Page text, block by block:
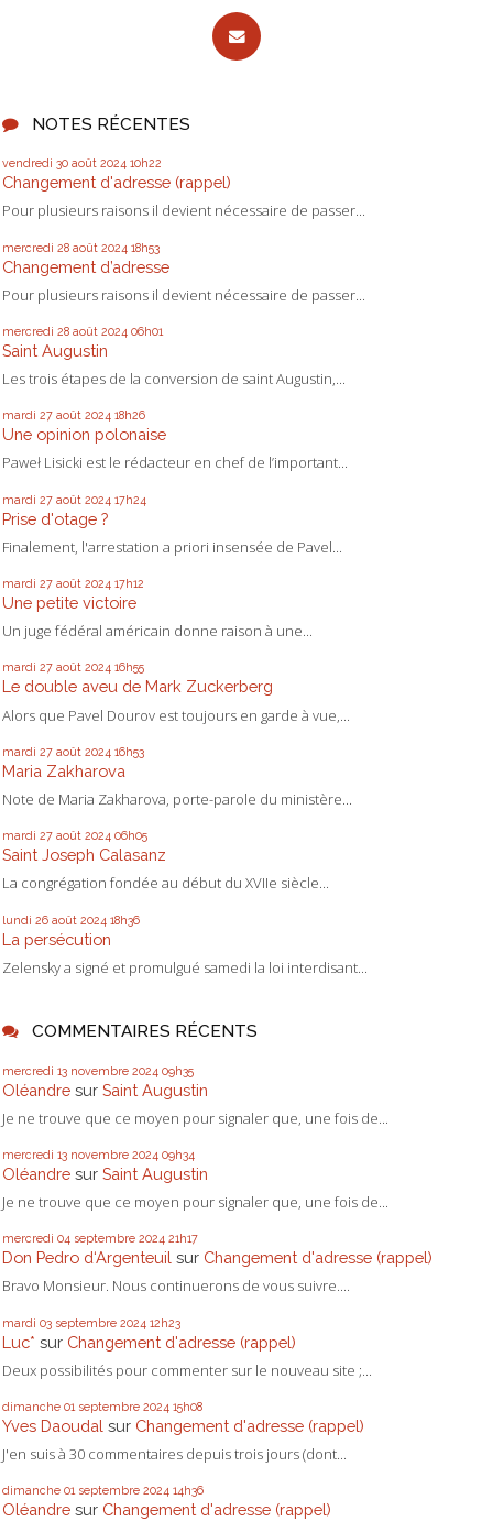
NOTES RÉCENTES
vendredi 30 août 2024 10h22
Changement d'adresse (rappel)
Pour plusieurs raisons il devient nécessaire de passer...
mercredi 28 août 2024 18h53
Changement d’adresse
Pour plusieurs raisons il devient nécessaire de passer...
mercredi 28 août 2024 06h01
Saint Augustin
Les trois étapes de la conversion de saint Augustin,...
mardi 27 août 2024 18h26
Une opinion polonaise
Paweł Lisicki est le rédacteur en chef de l’important...
mardi 27 août 2024 17h24
Prise d'otage ?
Finalement, l'arrestation a priori insensée de Pavel...
mardi 27 août 2024 17h12
Une petite victoire
Un juge fédéral américain donne raison à une...
mardi 27 août 2024 16h55
Le double aveu de Mark Zuckerberg
Alors que Pavel Dourov est toujours en garde à vue,...
mardi 27 août 2024 16h53
Maria Zakharova
Note de Maria Zakharova, porte-parole du ministère...
mardi 27 août 2024 06h05
Saint Joseph Calasanz
La congrégation fondée au début du XVIIe siècle...
lundi 26 août 2024 18h36
La persécution
Zelensky a signé et promulgué samedi la loi interdisant...
COMMENTAIRES RÉCENTS
mercredi 13 novembre 2024 09h35
Oléandre sur Saint Augustin
Je ne trouve que ce moyen pour signaler que, une fois de...
mercredi 13 novembre 2024 09h34
Oléandre sur Saint Augustin
Je ne trouve que ce moyen pour signaler que, une fois de...
mercredi 04 septembre 2024 21h17
Don Pedro d‘Argenteuil sur Changement d'adresse (rappel)
Bravo Monsieur. Nous continuerons de vous suivre....
mardi 03 septembre 2024 12h23
Luc* sur Changement d'adresse (rappel)
Deux possibilités pour commenter sur le nouveau site ;...
dimanche 01 septembre 2024 15h08
Yves Daoudal sur Changement d'adresse (rappel)
J'en suis à 30 commentaires depuis trois jours (dont...
dimanche 01 septembre 2024 14h36
Oléandre sur Changement d'adresse (rappel)